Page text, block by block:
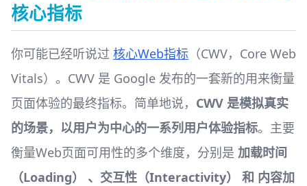
核心指标
你可能已经听说过 核心Web指标 （CWV，Core Web
Vitals）。CWV 是 Google 发布的一套新的用来衡量
页面体验的最终指标。简单地说， CWV 是模拟真实
的场景，以用户为中心的一系列用户体验指标。主要
衡量Web页面可用性的多个维度，分别是 加载时间
（Loading） 、交互性（Interactivity） 和 内容加